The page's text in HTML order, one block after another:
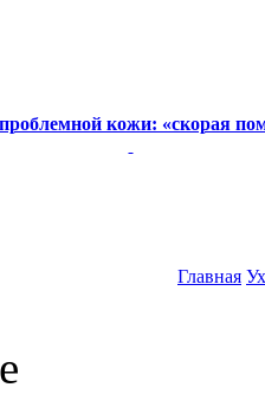
кожи: «скорая
Главная